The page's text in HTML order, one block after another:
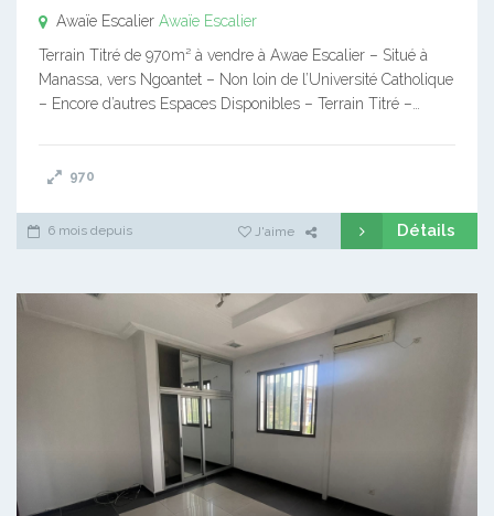
Awaïe Escalier Awaïe Escalier
Terrain Titré de 970m² à vendre à Awae Escalier – Situé à
Manassa, vers Ngoantet – Non loin de l’Université Catholique
– Encore d’autres Espaces Disponibles – Terrain Titré –…
970
6 mois depuis J'aime Détails